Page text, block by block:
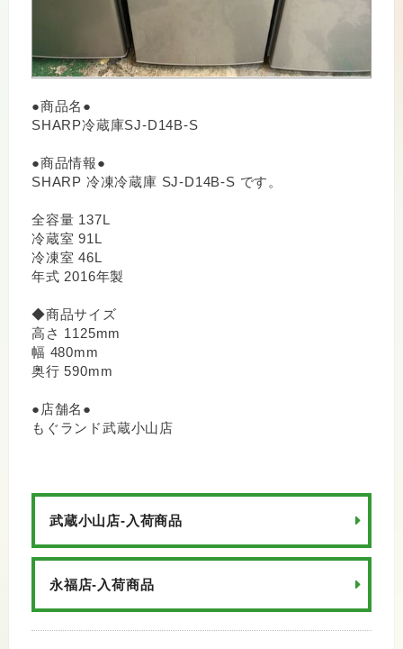
●商品名●
SHARP冷蔵庫SJ-D14B-S
●商品情報●
SHARP 冷凍冷蔵庫 SJ-D14B-S です。
全容量 137L
冷蔵室 91L
冷凍室 46L
年式 2016年製
◆商品サイズ
高さ 1125mm
幅 480mm
奥行 590mm
●店舗名●
もぐランド武蔵小山店
武蔵小山店-入荷商品
永福店-入荷商品